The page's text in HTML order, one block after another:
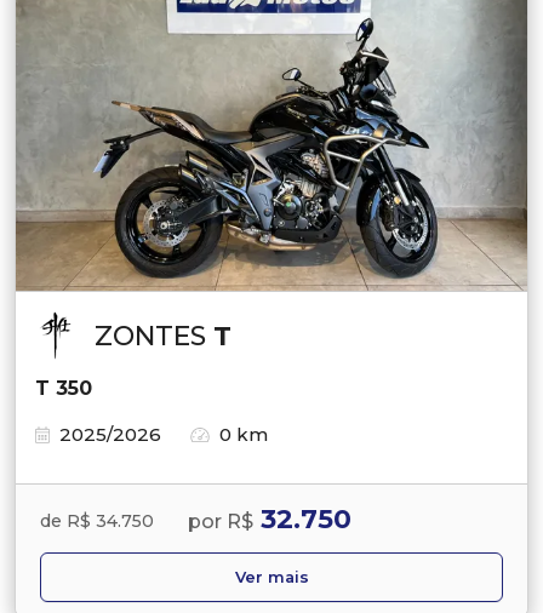
ZONTES T
T 350
2025/2026
0 km
de R$ 34.750 por R$ 32.750
Ver mais